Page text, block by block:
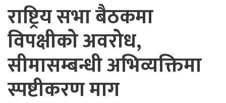
राष्ट्रिय सभा बैठकमा
विपक्षीको अवरोध,
सीमासम्बन्धी अभिव्यक्तिमा
स्पष्टीकरण माग